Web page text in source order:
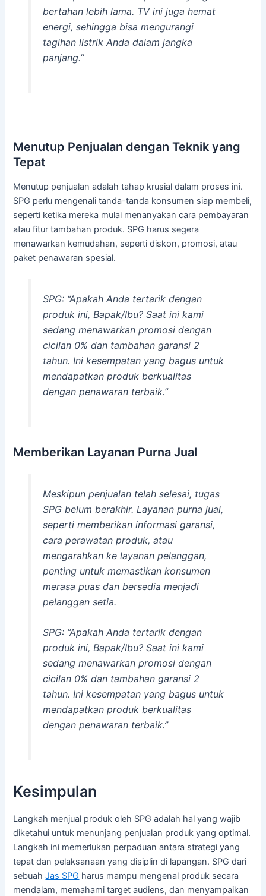
bertahan lebih lama. TV ini juga hemat
energi, sehingga bisa mengurangi
tagihan listrik Anda dalam jangka
panjang.”
Menutup Penjualan dengan Teknik yang
Tepat
Menutup penjualan adalah tahap krusial dalam proses ini.
SPG perlu mengenali tanda-tanda konsumen siap membeli,
seperti ketika mereka mulai menanyakan cara pembayaran
atau fitur tambahan produk. SPG harus segera
menawarkan kemudahan, seperti diskon, promosi, atau
paket penawaran spesial.
SPG: “Apakah Anda tertarik dengan
produk ini, Bapak/Ibu? Saat ini kami
sedang menawarkan promosi dengan
cicilan 0% dan tambahan garansi 2
tahun. Ini kesempatan yang bagus untuk
mendapatkan produk berkualitas
dengan penawaran terbaik.”
Memberikan Layanan Purna Jual
Meskipun penjualan telah selesai, tugas
SPG belum berakhir. Layanan purna jual,
seperti memberikan informasi garansi,
cara perawatan produk, atau
mengarahkan ke layanan pelanggan,
penting untuk memastikan konsumen
merasa puas dan bersedia menjadi
pelanggan setia.
SPG: “Apakah Anda tertarik dengan
produk ini, Bapak/Ibu? Saat ini kami
sedang menawarkan promosi dengan
cicilan 0% dan tambahan garansi 2
tahun. Ini kesempatan yang bagus untuk
mendapatkan produk berkualitas
dengan penawaran terbaik.”
Kesimpulan
Langkah menjual produk oleh SPG adalah hal yang wajib
diketahui untuk menunjang penjualan produk yang optimal.
Langkah ini memerlukan perpaduan antara strategi yang
tepat dan pelaksanaan yang disiplin di lapangan. SPG dari
sebuahJas SPG harus mampu mengenal produk secara
mendalam, memahami target audiens, dan menyampaikan